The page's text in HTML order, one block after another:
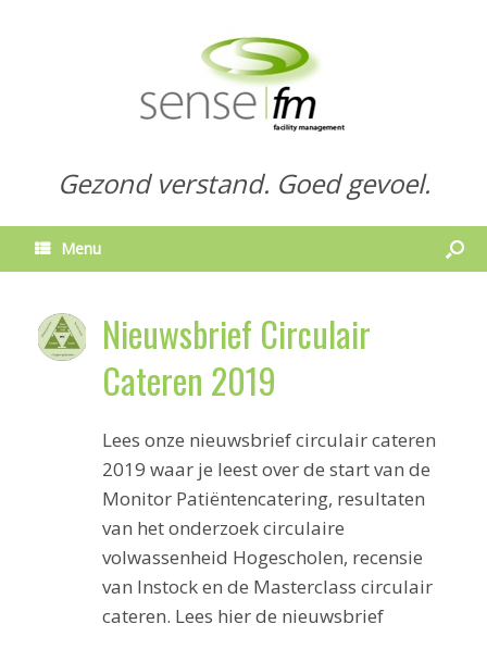
Gezond verstand. Goed gevoel.
Menu
Nieuwsbrief Circulair
Cateren 2019
Lees onze nieuwsbrief circulair cateren
2019 waar je leest over de start van de
Monitor Patiëntencatering, resultaten
van het onderzoek circulaire
volwassenheid Hogescholen, recensie
van Instock en de Masterclass circulair
cateren. Lees hier de nieuwsbrief